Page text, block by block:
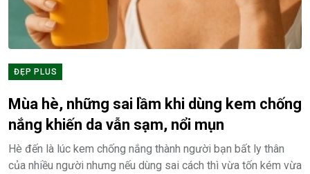
ĐẸP PLUS
Mùa hè, những sai lầm khi dùng kem chống
nắng khiến da vẫn sạm, nổi mụn
Hè đến là lúc kem chống nắng thành người bạn bất ly thân
của nhiều người nhưng nếu dùng sai cách thì vừa tốn kém vừa